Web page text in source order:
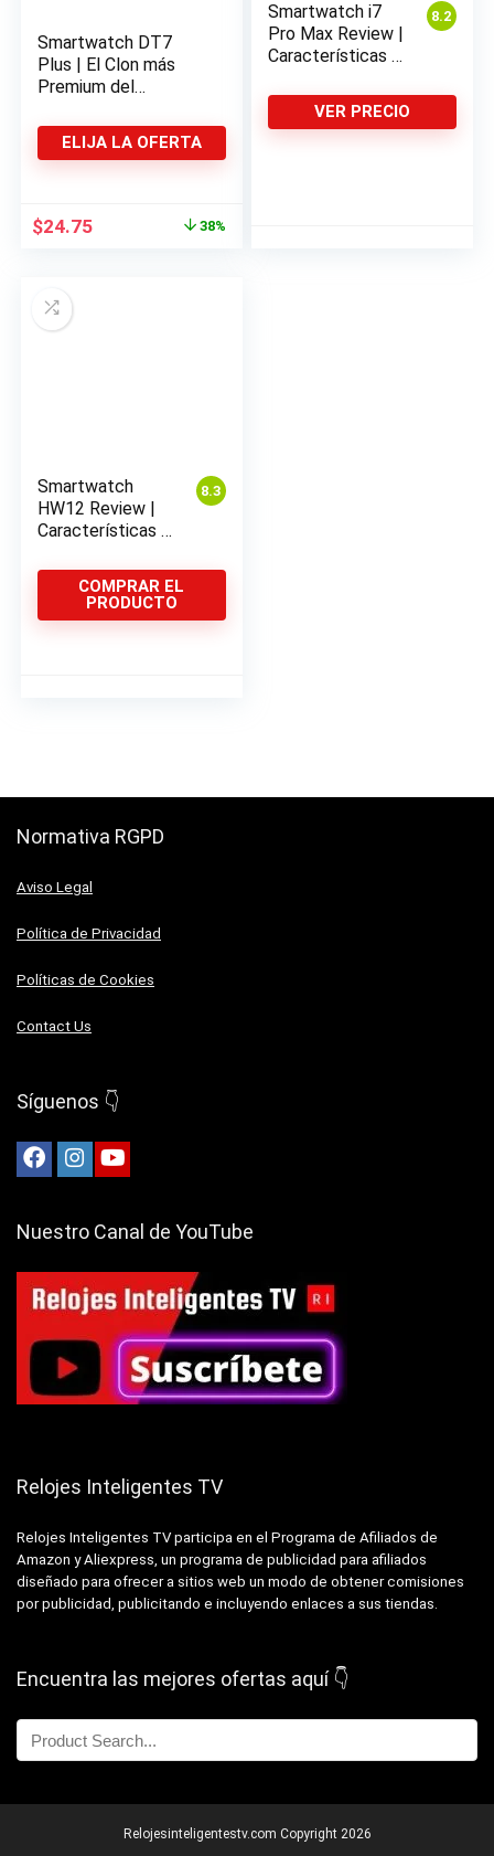
Smartwatch DT7
Plus | El Clon más
Premium del
ELIJA LA OFERTA
El
$39.92.
$24.75El
38%
8.2
Smartwatch i7
Pro Max Review |
Características y
VER PRECIO
8.3
Smartwatch
HW12 Review |
Características +
COMPRAR EL
PRODUCTO
Normativa RGPD
Aviso Legal
Política de Privacidad
Políticas de Cookies
Contact Us
Síguenos 👇
Nuestro Canal de YouTube
Relojes Inteligentes TV
Relojes Inteligentes TV participa en el Programa de Afiliados de
Amazon y Aliexpress, un programa de publicidad para afiliados
diseñado para ofrecer a sitios web un modo de obtener comisiones
por publicidad, publicitando e incluyendo enlaces a sus tiendas.
Encuentra las mejores ofertas aquí 👇
Relojesinteligentestv.com Copyright 2026